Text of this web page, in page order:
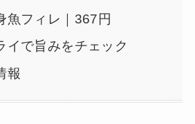
魚フィレ｜367円
イで旨みをチェック
報